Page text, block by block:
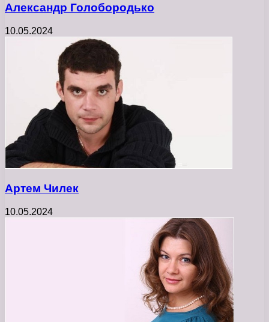
Александр Голобородько
10.05.2024
Артем Чилек
10.05.2024